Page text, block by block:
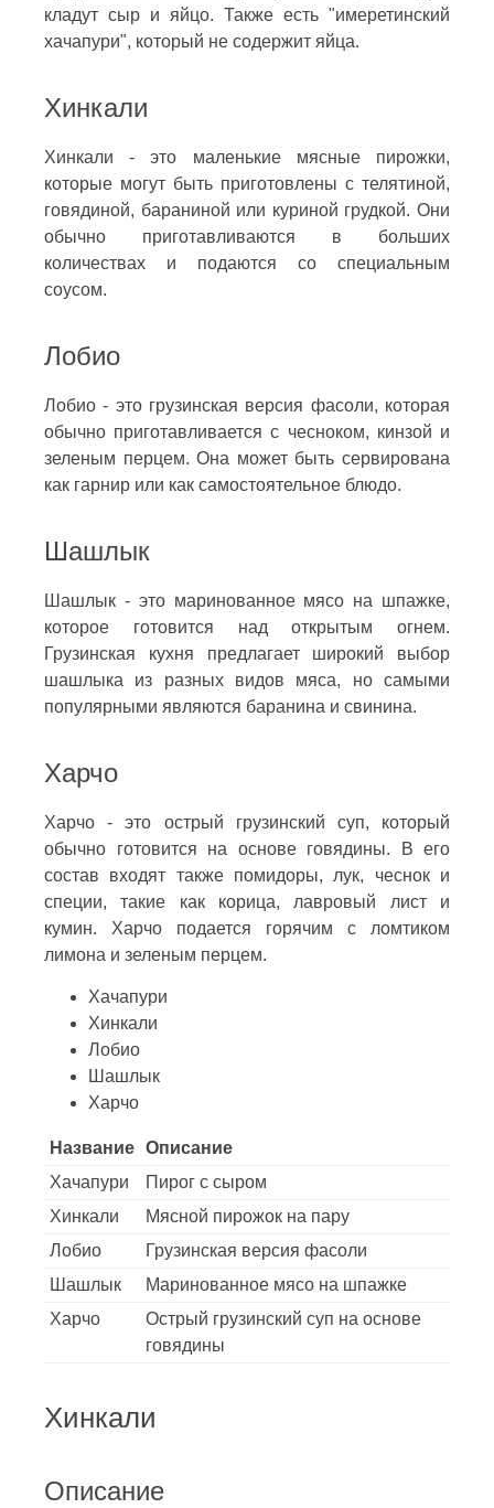
кладут сыр и яйцо. Также есть "имеретинский
хачапури", который не содержит яйца.
Хинкали
Хинкали - это маленькие мясные пирожки,
которые могут быть приготовлены с телятиной,
говядиной, бараниной или куриной грудкой. Они
обычно приготавливаются в больших
количествах и подаются со специальным
соусом.
Лобио
Лобио - это грузинская версия фасоли, которая
обычно приготавливается с чесноком, кинзой и
зеленым перцем. Она может быть сервирована
как гарнир или как самостоятельное блюдо.
Шашлык
Шашлык - это маринованное мясо на шпажке,
которое готовится над открытым огнем.
Грузинская кухня предлагает широкий выбор
шашлыка из разных видов мяса, но самыми
популярными являются баранина и свинина.
Харчо
Харчо - это острый грузинский суп, который
обычно готовится на основе говядины. В его
состав входят также помидоры, лук, чеснок и
специи, такие как корица, лавровый лист и
кумин. Харчо подается горячим с ломтиком
лимона и зеленым перцем.
Хачапури
Хинкали
Лобио
Шашлык
Харчо
Название Описание
Хачапури
Пирог с сыром
Хинкали
Мясной пирожок на пару
Лобио
Грузинская версия фасоли
Шашлык
Маринованное мясо на шпажке
Харчо
Острый грузинский суп на основе
говядины
Хинкали
Описание